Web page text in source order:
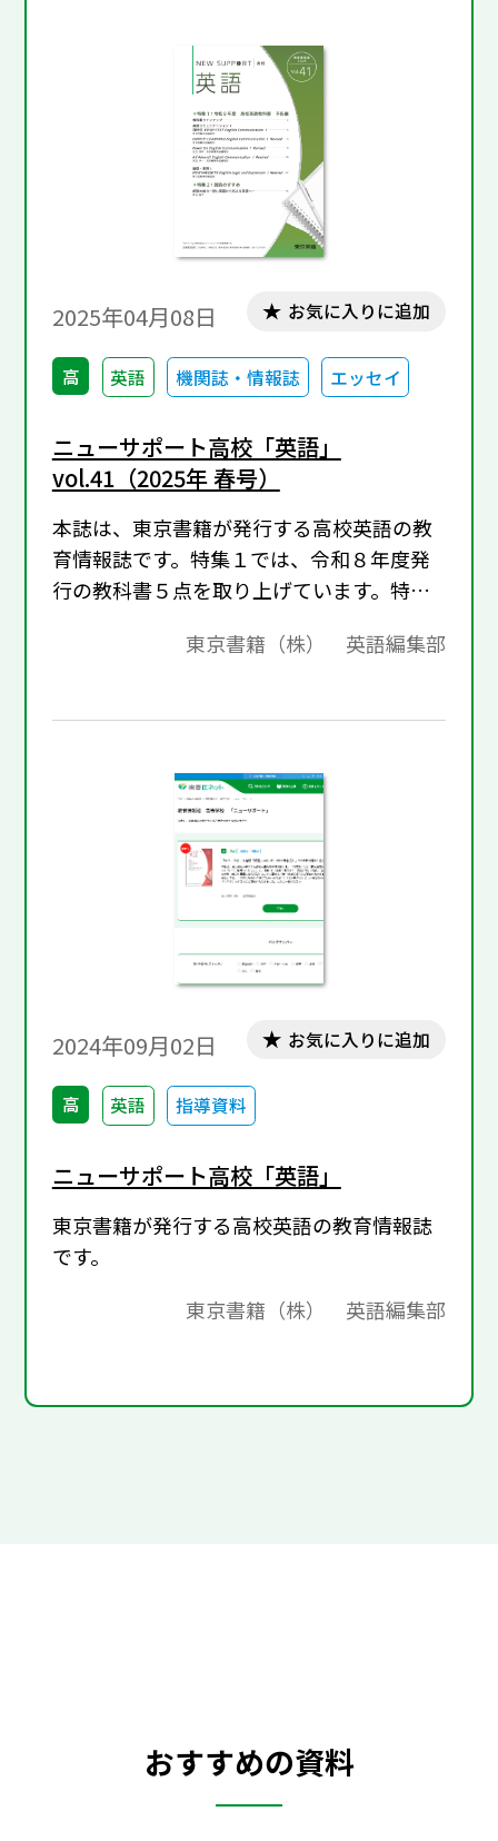
2025年04月08日
高 英語 機関誌・情報誌 エッセイ
お気に入りに追加
ニューサポート高校「英語」
vol.41（2025年 春号）
本誌は、東京書籍が発行する高校英語の教
育情報誌です。特集１では、令和８年度発
行の教科書５点を取り上げています。特集
ます。せひご一読ください。 教科書ライン
Communication Ⅰ 東京書籍英語編集
Communication Ⅰ Revised 東京書籍英語
編集部 Power On English Communication Ⅰ
Revised 浅見 道明・東京書籍英語編集
部 All Aboard! English Communication Ⅰ
Revised 清田 洋一・東京書籍英語編集
Expression Ⅰ Revised 東京書籍英語編集
部 朗読の魅力～読む英語から伝える英語へ
東京書籍（株） 英語編集部
2024年09月02日
高 英語 指導資料
お気に入りに追加
ニューサポート高校「英語」
東京書籍が発行する高校英語の教育情報誌
です。
東京書籍（株） 英語編集部
おすすめの資料